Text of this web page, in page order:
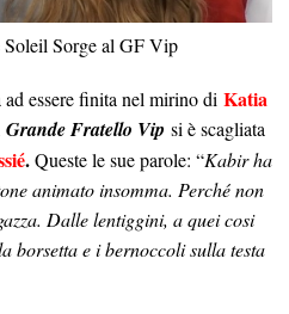
Sorge al GF Vip
essere finita nel mirino di Katia
Grande Fratello Vip si è scagliata
.Queste le sue parole: “Kabir ha
animato insomma. Perché non
Dalle lentiggini, a quei cosi
borsetta e i bernoccoli sulla testa